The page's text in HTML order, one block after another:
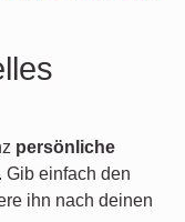
persönliche
Gib einfach den
ihn nach deinen